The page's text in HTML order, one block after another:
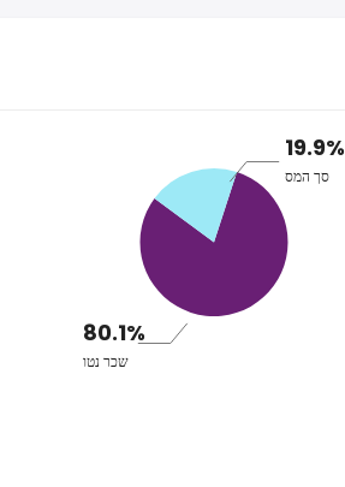
19.9%
סך המס
80.1%
שכר נטו